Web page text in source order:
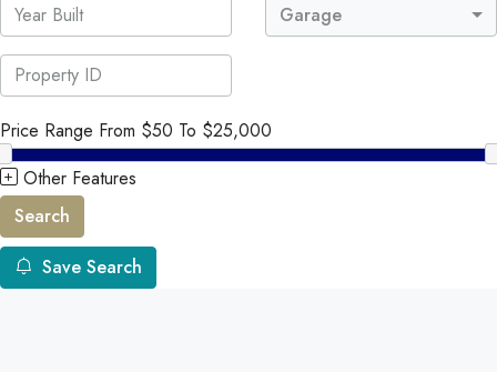
Garage
Price Range From $50 To $25,000
Other Features
Search
Save Search